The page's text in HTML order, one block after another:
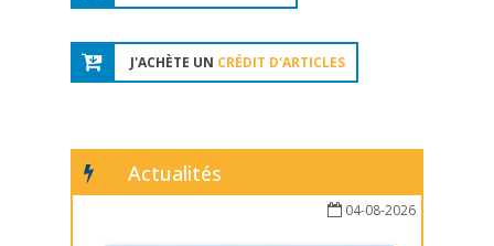
J'ACHÈTE UN CRÉDIT D'ARTICLES
Actualités
04-08-2026